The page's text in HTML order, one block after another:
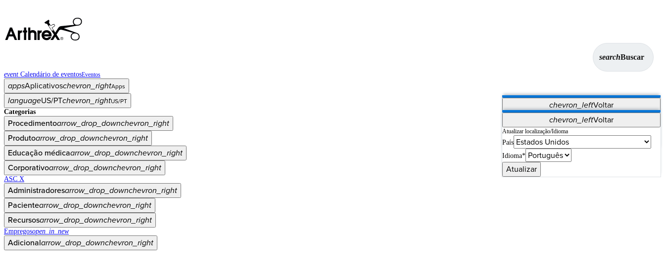
searchBuscar
event Calendário de eventosEventos
appsAplicativoschevron_rightApps
chevron_leftVoltar
Vet Systems OrthoPedia Patient
Supplier Portal
Synergy Imaging & Resection
languageUS/PTchevron_rightUS/PT
chevron_leftVoltar
Atualizar localização/Idioma
País
Idioma*
Atualizar
Categorias
Procedimentoarrow_drop_downchevron_right
Produtoarrow_drop_downchevron_right
Educação médicaarrow_drop_downchevron_right
Corporativoarrow_drop_downchevron_right
ASC X
Administradoresarrow_drop_downchevron_right
Pacientearrow_drop_downchevron_right
Recursosarrow_drop_downchevron_right
Empregosopen_in_new
Adicionalarrow_drop_downchevron_right